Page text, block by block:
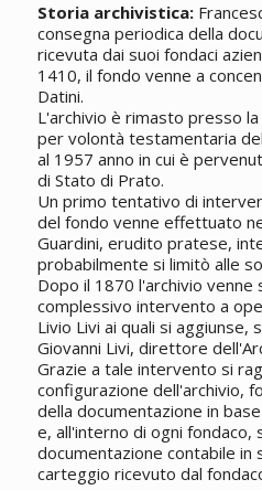
Storia archivistica:
consegna periodica della
ricevuta dai suoi fondaci
1410, il fondo venne a
Datini.
L'archivio è rimasto presso
per volontà testamentaria
al 1957 anno in cui è
di Stato di Prato.
Un primo tentativo di
del fondo venne effettuato
Guardini, erudito pratese,
probabilmente si limitò alle
Dopo il 1870 l'archivio
complessivo intervento a
Livio Livi ai quali si aggiunse,
Giovanni Livi, direttore
Grazie a tale intervento si
configurazione dell'archivio,
della documentazione in
e, all'interno di ogni fondaco,
documentazione contabile in
carteggio ricevuto dal